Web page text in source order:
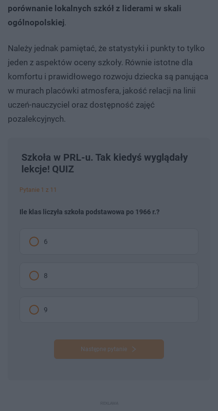
porównanie lokalnych szkół z liderami w skali
ogólnopolskiej.
Należy jednak pamiętać, że statystyki i punkty to tylko
jeden z aspektów oceny szkoły. Równie istotne dla
komfortu i prawidłowego rozwoju dziecka są panująca
w murach placówki atmosfera, jakość relacji na linii
uczeń-nauczyciel oraz dostępność zajęć
pozalekcyjnych.
Szkoła w PRL-u. Tak kiedyś wyglądały
lekcje! QUIZ
Pytanie 1 z 11
Ile klas liczyła szkoła podstawowa po 1966 r.?
6
8
9
Następne pytanie